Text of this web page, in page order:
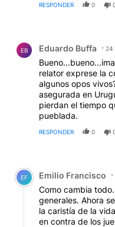
RESPONDER 0
EB Eduardo Buffa 24
relator exprese la
algunos opos
asegurada en
pierdan el tiempo
pueblada.
RESPONDER 0
Comentario de Emilio
EF Emilio Francisco
Como cambia
generales. Ahora
la caristía de la
en contra de los